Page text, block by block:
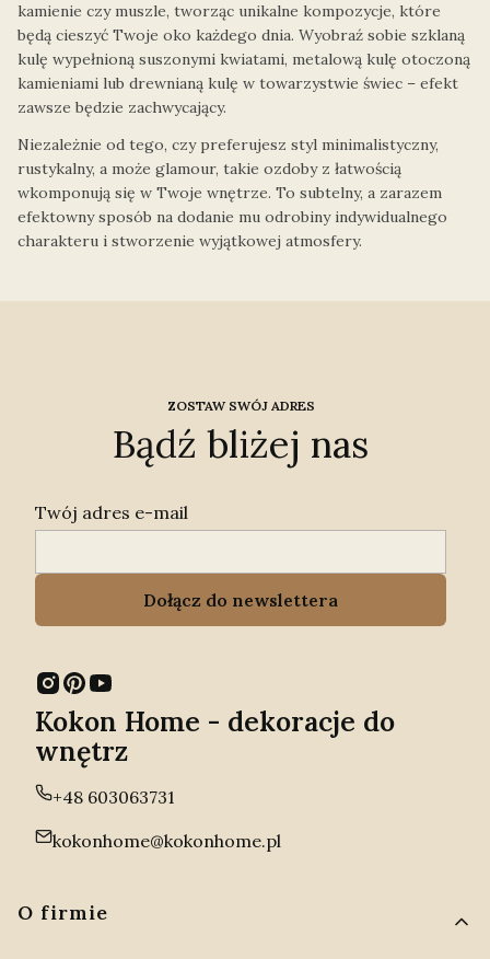
kamienie czy muszle, tworząc unikalne kompozycje, które
będą cieszyć Twoje oko każdego dnia. Wyobraź sobie szklaną
kulę wypełnioną suszonymi kwiatami, metalową kulę otoczoną
kamieniami lub drewnianą kulę w towarzystwie świec – efekt
zawsze będzie zachwycający.
Niezależnie od tego, czy preferujesz styl minimalistyczny,
rustykalny, a może glamour, takie ozdoby z łatwością
wkomponują się w Twoje wnętrze. To subtelny, a zarazem
efektowny sposób na dodanie mu odrobiny indywidualnego
charakteru i stworzenie wyjątkowej atmosfery.
ZOSTAW SWÓJ ADRES
Bądź bliżej nas
Twój adres e-mail
Dołącz do newslettera
Kokon Home - dekoracje do
wnętrz
+48 603063731
kokonhome@kokonhome.pl
Linki w stopce
O firmie